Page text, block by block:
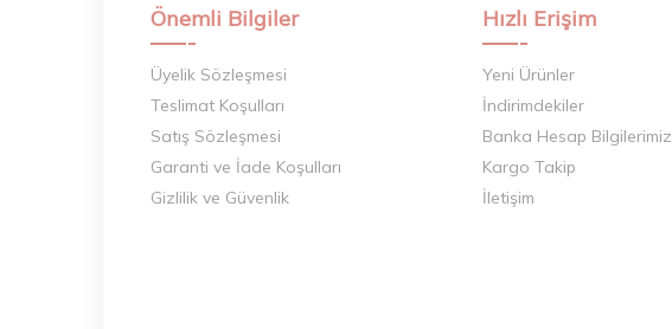
Önemli Bilgiler
Üyelik Sözleşmesi
Teslimat Koşulları
Satış Sözleşmesi
Garanti ve İade Koşulları
Gizlilik ve Güvenlik
Hızlı Erişim
Yeni Ürünler
İndirimdekiler
Banka Hesap Bilgilerimiz
Kargo Takip
İletişim